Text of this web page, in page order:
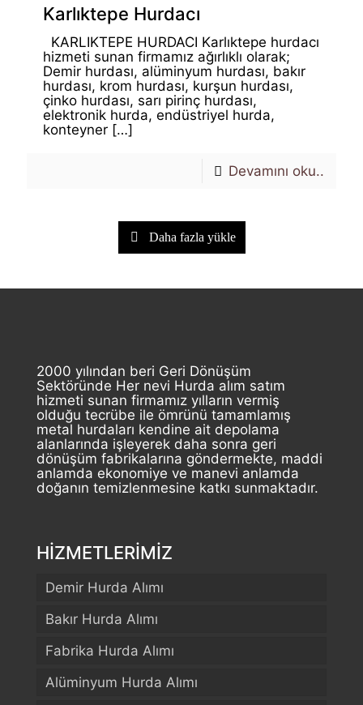
Karlıktepe Hurdacı
KARLIKTEPE HURDACI Karlıktepe hurdacı
hizmeti sunan firmamız ağırlıklı olarak;
Demir hurdası, alüminyum hurdası, bakır
hurdası, krom hurdası, kurşun hurdası,
çinko hurdası, sarı pirinç hurdası,
elektronik hurda, endüstriyel hurda,
konteyner […]
Devamını oku..
Daha fazla yükle
2000 yılından beri Geri Dönüşüm
Sektöründe Her nevi Hurda alım satım
hizmeti sunan firmamız yılların vermiş
olduğu tecrübe ile ömrünü tamamlamış
metal hurdaları kendine ait depolama
alanlarında işleyerek daha sonra geri
dönüşüm fabrikalarına göndermekte, maddi
anlamda ekonomiye ve manevi anlamda
doğanın temizlenmesine katkı sunmaktadır.
HİZMETLERİMİZ
Demir Hurda Alımı
Bakır Hurda Alımı
Fabrika Hurda Alımı
Alüminyum Hurda Alımı